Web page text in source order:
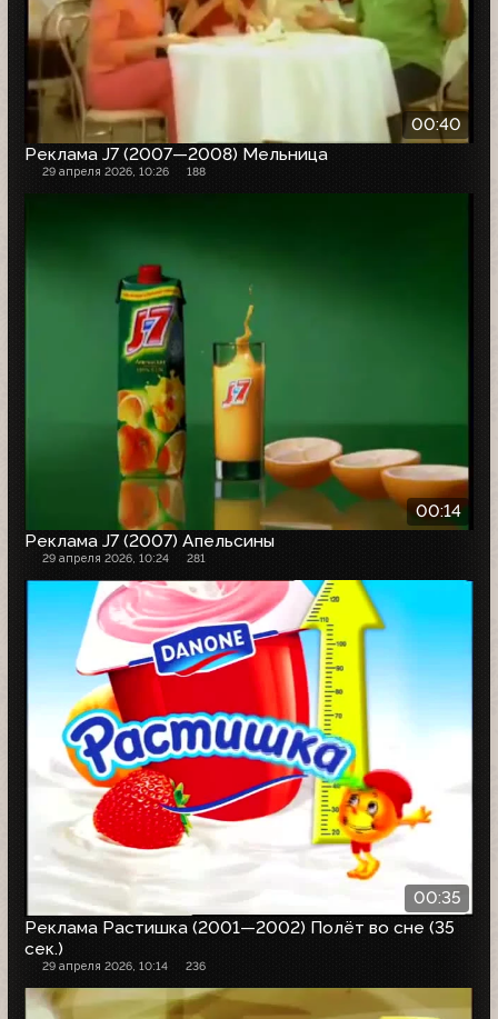
00:40
Реклама J7 (2007—2008) Мельница
29 апреля 2026, 10:26 188
00:14
Реклама J7 (2007) Апельсины
29 апреля 2026, 10:24 281
00:35
Реклама Растишка (2001—2002) Полёт во сне (35
сек.)
29 апреля 2026, 10:14 236